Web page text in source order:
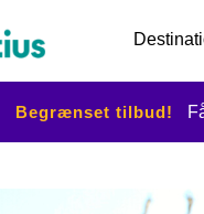
Begrænset tilbud!